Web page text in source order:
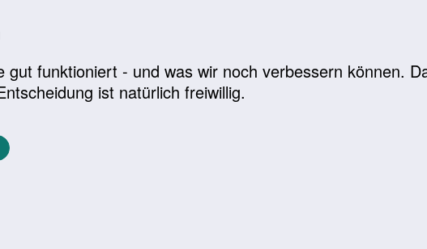
funktioniert - und was wir noch verbessern können.
ist natürlich freiwillig.